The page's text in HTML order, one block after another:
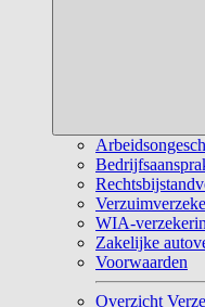
WIA-
Zakelijke
Voorwaarden
Overzicht